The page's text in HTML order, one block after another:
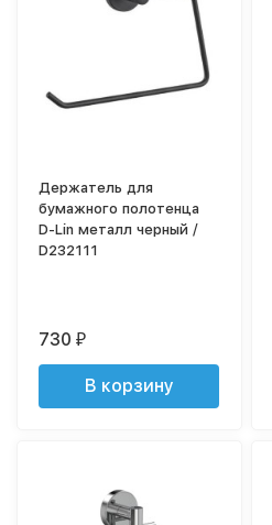
Держатель для
бумажного полотенца
D-Lin металл черный /
D232111
730₽
В корзину